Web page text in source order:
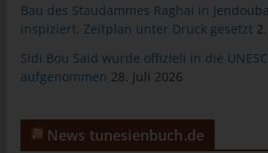
Bau des Staudammes Raghai in
inspiziert, Zeitplan unter Druck gesetzt
Sidi Bou Said wurde offiziell in die
aufgenommen 28. Juli 2026
News tunesienbuch.de
Name und Anschrift des für
Verarbeitung
Verantwortlicher im Sinne der Datenschutz-
geltenden Datenschutzgesetze und anderer
datenschutzrechtlichem Charakter ist: